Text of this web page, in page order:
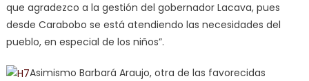
que agradezco a la gestión del gobernador Lacava, pues
desde Carabobo se está atendiendo las necesidades del
pueblo, en especial de los niños”.
Asimismo Barbará Araujo, otra de las favorecidas